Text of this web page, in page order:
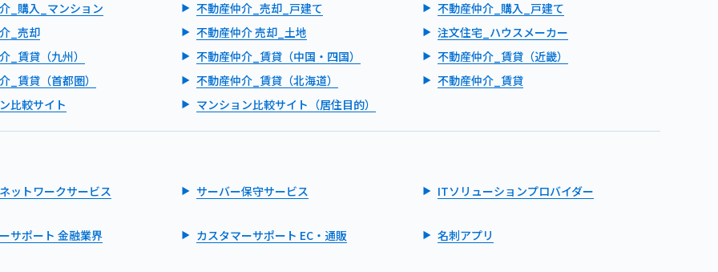
_購入_マンション 不動産仲介_売却_戸建て
不動産仲介_購入_戸建て
_売却
不動産仲介 売却_土地
注文住宅_ハウスメーカー
_賃貸（九州）
不動産仲介_賃貸（中国・四国）
不動産仲介_賃貸（近畿）
_賃貸（首都圏）
不動産仲介_賃貸（北海道）
不動産仲介_賃貸
比較サイト
マンション比較サイト（居住目的）
ットワークサービス サーバー保守サービス ITソリューションプロバイダー
サポート 金融業界 カスタマーサポート EC・通販 名刺アプリ